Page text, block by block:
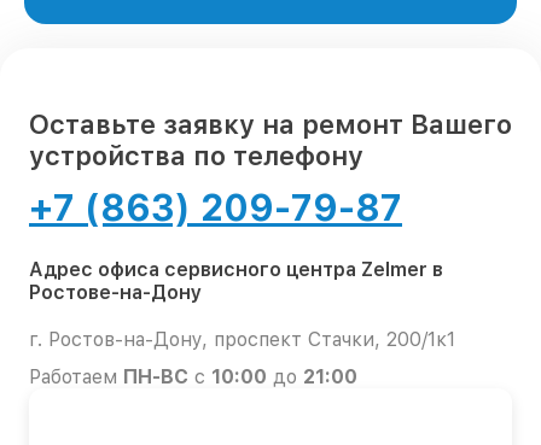
Оставьте заявку на ремонт Вашего
устройства по телефону
+7 (863) 209-79-87
Адрес офиса сервисного центра Zelmer в
Ростове-на-Дону
г. Ростов-на-Дону, проспект Стачки, 200/1к1
Работаем ПН-ВС с 10:00 до 21:00